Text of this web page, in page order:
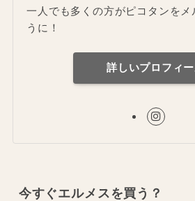
一人でも多くの方がピコタンをメ
うに！
詳しいプロフィ
今すぐエルメスを買う？